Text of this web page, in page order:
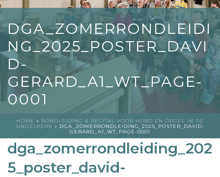
DGA_ZOMERRONDLEIDI
NG_2025_POSTER_DAVI
D-
GERARD_A1_WT_PAGE-
0001
HOME » RONDLEIDING & RECITAL VOOR HOBO EN ORGEL IN DE
SINGELKERK » DGA_ZOMERRONDLEIDING_2025_POSTER_DAVID-
GERARD_A1_WT_PAGE-0001
dga_zomerrondleiding_202
5_poster_david-